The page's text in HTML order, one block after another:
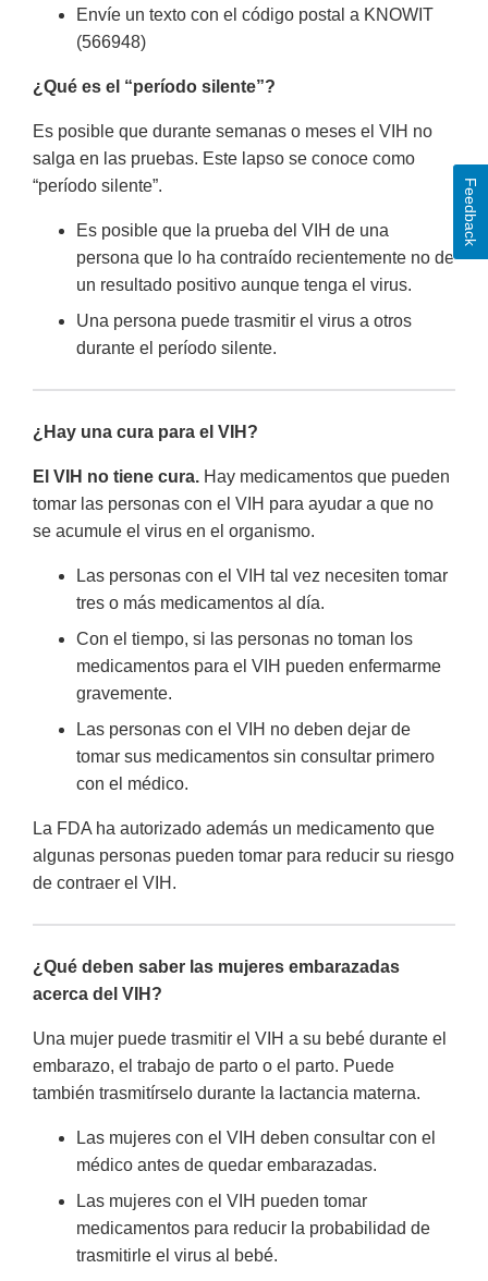
Envíe un texto con el código postal a KNOWIT
(566948)
¿Qué es el “período silente”?
Es posible que durante semanas o meses el VIH no
salga en las pruebas. Este lapso se conoce como
“período silente”.
Es posible que la prueba del VIH de una
persona que lo ha contraído recientemente no de
un resultado positivo aunque tenga el virus.
Una persona puede trasmitir el virus a otros
durante el período silente.
¿Hay una cura para el VIH?
El VIH no tiene cura. Hay medicamentos que pueden
tomar las personas con el VIH para ayudar a que no
se acumule el virus en el organismo.
Las personas con el VIH tal vez necesiten tomar
tres o más medicamentos al día.
Con el tiempo, si las personas no toman los
medicamentos para el VIH pueden enfermarme
gravemente.
Las personas con el VIH no deben dejar de
tomar sus medicamentos sin consultar primero
con el médico.
La FDA ha autorizado además un medicamento que
algunas personas pueden tomar para reducir su riesgo
de contraer el VIH.
¿Qué deben saber las mujeres embarazadas
acerca del VIH?
Una mujer puede trasmitir el VIH a su bebé durante el
embarazo, el trabajo de parto o el parto. Puede
también trasmitírselo durante la lactancia materna.
Las mujeres con el VIH deben consultar con el
médico antes de quedar embarazadas.
Las mujeres con el VIH pueden tomar
medicamentos para reducir la probabilidad de
trasmitirle el virus al bebé.
Feedback